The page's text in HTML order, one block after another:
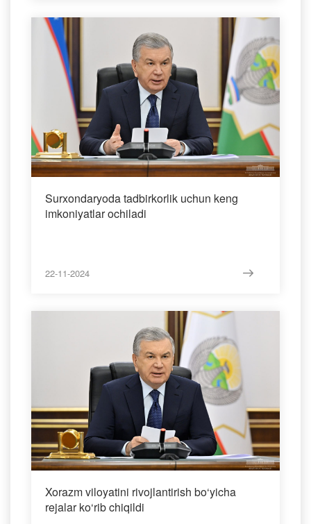
Surxondaryoda tadbirkorlik uchun keng
imkoniyatlar ochiladi
22-11-2024
Xorazm viloyatini rivojlantirish bo‘yicha
rejalar ko‘rib chiqildi